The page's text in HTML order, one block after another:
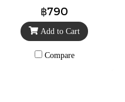
อควา โกลว์ รีเฟรชชิ่ง เซรั่ม
คุชชั่น 03. มีเดียม ราคา 490.-
(จากปกติราคา 790.-) (เน้นผิว
฿790
Add to Cart
Compare